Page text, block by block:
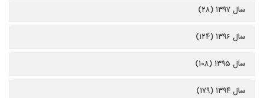
سال ۱۳۹۷ (۲۸)
سال ۱۳۹۶ (۱۲۴)
سال ۱۳۹۵ (۱۰۸)
سال ۱۳۹۴ (۱۷۹)